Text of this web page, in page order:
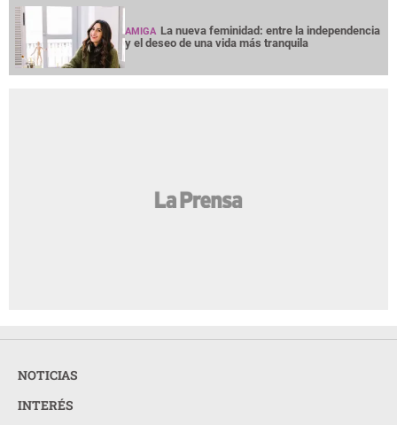
AMIGA La nueva feminidad: entre la independencia
y el deseo de una vida más tranquila
NOTICIAS
INTERÉS